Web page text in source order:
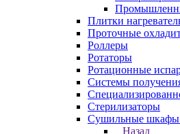
Плитки
Проточные
Роллеры
Ротаторы
Ротационные
Системы
Стерилизаторы
Сушильные шкафы
Назад